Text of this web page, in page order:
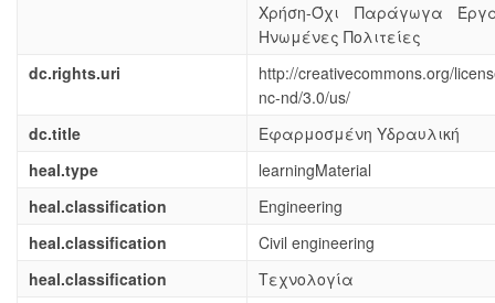
Χρήση-Όχι Παράγωγα
Ηνωμένες Πολιτείες
dc.rights.uri
http://creativecommons.org/
nc-nd/3.0/us/
dc.title
Εφαρμοσμένη Υδραυλική
heal.type
learningMaterial
heal.classification
Engineering
heal.classification
Civil engineering
heal.classification
Τεχνολογία